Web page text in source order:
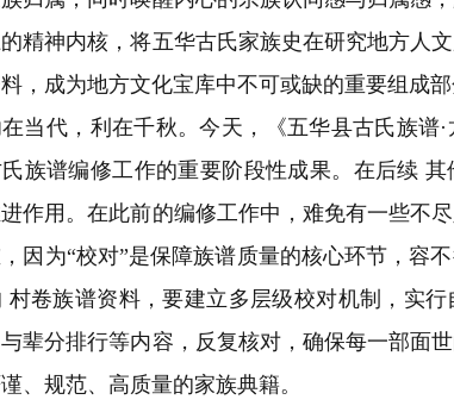
精神内核，将五华古氏家族史在研究地方人
，成为地方文化宝库中不可或缺的重要组成部
当代，利在千秋。今天，《五华县古氏族谱
族谱编修工作的重要阶段性成果。在后续 其
作用。在此前的编修工作中，难免有一些不
因为“校对”是保障族谱质量的核心环节，容
村卷族谱资料，要建立多层级校对机制，实
辈分排行等内容，反复核对，确保每一部面
、规范、高质量的家族典籍。